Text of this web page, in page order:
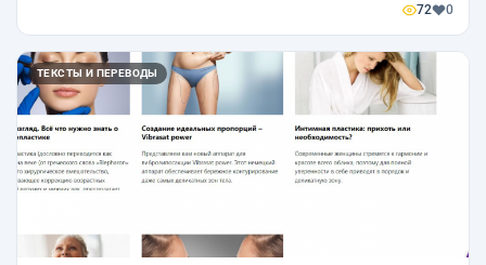
72 0
ТЕКСТЫ И ПЕРЕВОДЫ